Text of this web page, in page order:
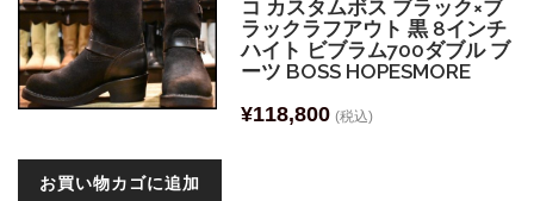
コ カスタムボス ブラック×ブ
ラックラフアウト 黒 8インチ
ハイト ビブラム700ダブル ブ
ーツ BOSS HOPESMORE
¥118,800 (税込)
お買い物カゴに追加